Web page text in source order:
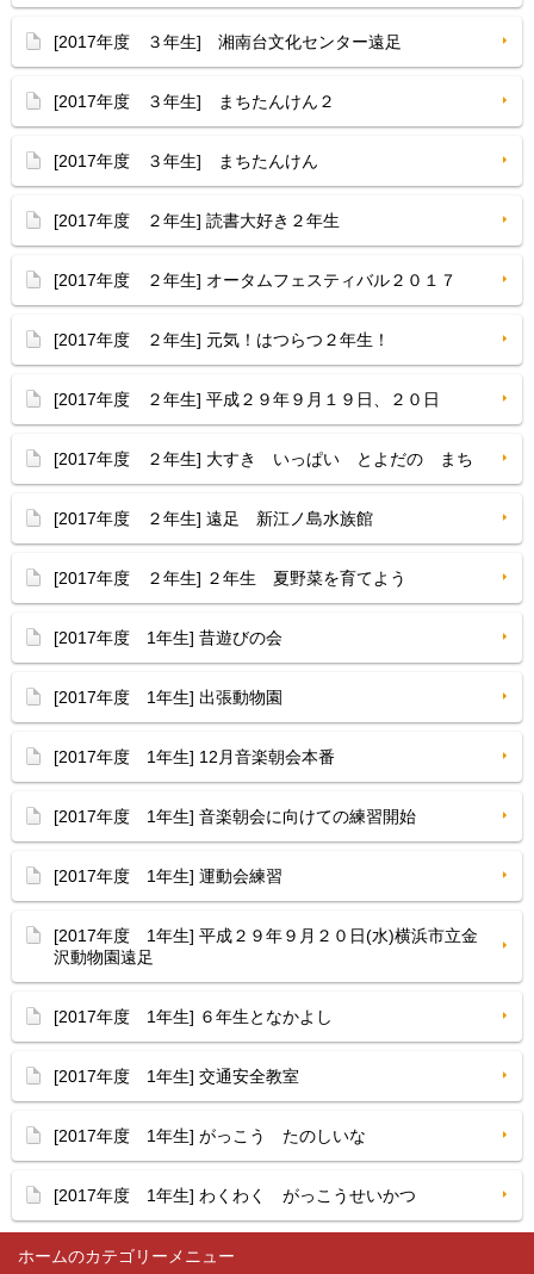
ホーム
[2017年度 ３年生] 湘南台文化センター遠足
[2017年度 ３年生] まちたんけん２
[2017年度 ３年生] まちたんけん
[2017年度 ２年生] 読書大好き２年生
[2017年度 ２年生] オータムフェスティバル２０１７
[2017年度 ２年生] 元気！はつらつ２年生！
[2017年度 ２年生] 平成２９年９月１９日、２０日
[2017年度 ２年生] 大すき いっぱい とよだの まち
[2017年度 ２年生] 遠足 新江ノ島水族館
[2017年度 ２年生] ２年生 夏野菜を育てよう
[2017年度 1年生] 昔遊びの会
[2017年度 1年生] 出張動物園
[2017年度 1年生] 12月音楽朝会本番
[2017年度 1年生] 音楽朝会に向けての練習開始
[2017年度 1年生] 運動会練習
[2017年度 1年生] 平成２９年９月２０日(水)横浜市立金
沢動物園遠足
[2017年度 1年生] ６年生となかよし
[2017年度 1年生] 交通安全教室
[2017年度 1年生] がっこう たのしいな
[2017年度 1年生] わくわく がっこうせいかつ